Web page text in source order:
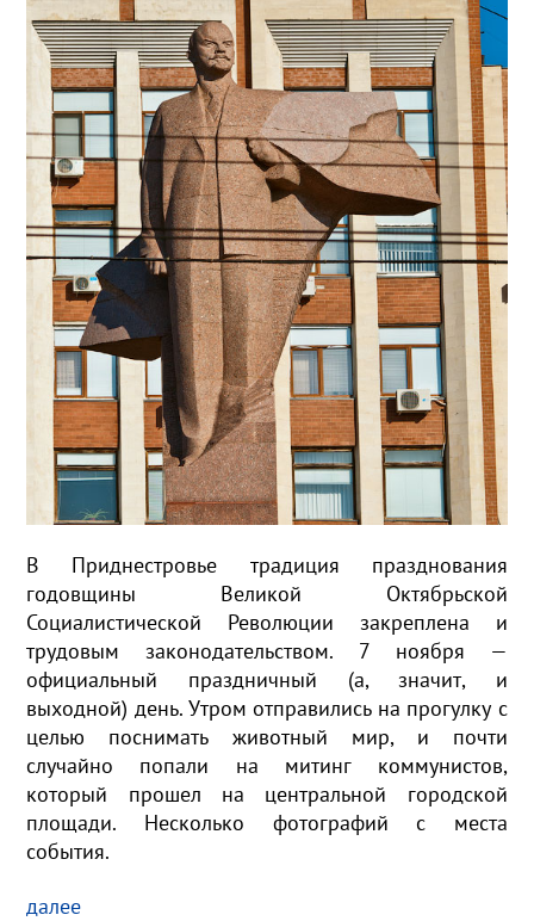
В Приднестровье традиция празднования
годовщины Великой Октябрьской
Социалистической Революции закреплена и
трудовым законодательством. 7 ноября —
официальный праздничный (а, значит, и
выходной) день. Утром отправились на прогулку с
целью поснимать животный мир, и почти
случайно попали на митинг коммунистов,
который прошел на центральной городской
площади. Несколько фотографий с места
события.
далее